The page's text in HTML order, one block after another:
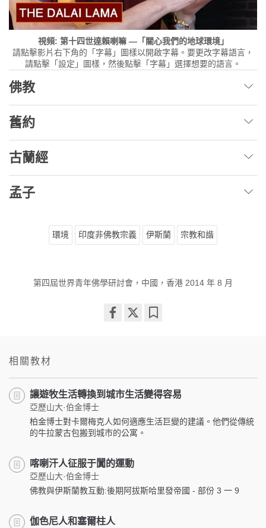
視頻: 第十四世達賴喇嘛 —「關心我們的地球環境」
請點擊影片右下角的「字幕」圖樣以開啟字幕。要更改字幕語言，
請點擊「設定」圖樣，然後點擊「字幕」選擇想要的語言。
佛教
舊約
古蘭經
孟子
環境 印度非佛教宗義 伊斯蘭 宗教和諧
第四屆世界青年佛學研討會，中國，香港 2014 年 8 月
相關教材
讓遊牧生活轉換到城市生活變得容易
亞歷山大·伯金博士
柏金博士對卡爾梅克人如何適應生活巨變的建議。他們從傳統
的牛拉蒙古包搬到城市的公寓。
喀喇汗人征服于闐的運動
亞歷山大·伯金博士
佛教與伊斯蘭教互動:後期阿拔斯哈里發帝國 - 部份 3 一 9
伽色尼人和塞爾柱人